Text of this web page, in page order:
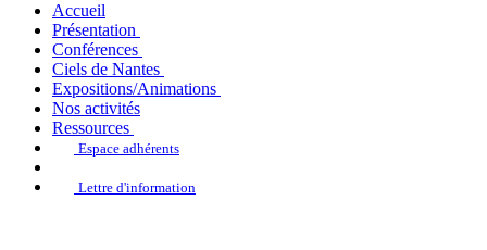
Accueil
Présentation
Conférences
Ciels de Nantes
Expositions/Animations
Nos activités
Ressources
Espace adhérents
Lettre d'information